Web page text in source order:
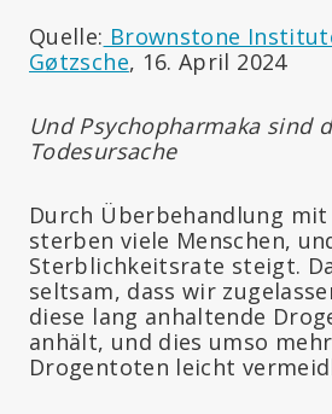
Quelle: Brownstone
Gøtzsche, 16. April 2024
Und Psychopharmaka sind
Todesursache
Durch Überbehandlung
sterben viele Menschen,
Sterblichkeitsrate steigt.
seltsam, dass wir
diese lang anhaltende
anhält, und dies umso
Drogentoten leicht